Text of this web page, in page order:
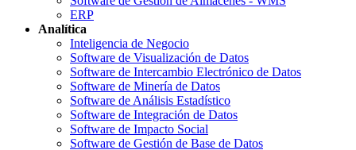
ERP
Analítica
Inteligencia de Negocio
Software de Visualización de Datos
Software de Intercambio Electrónico de Datos
Software de Minería de Datos
Software de Análisis Estadístico
Software de Integración de Datos
Software de Impacto Social
Software de Gestión de Base de Datos